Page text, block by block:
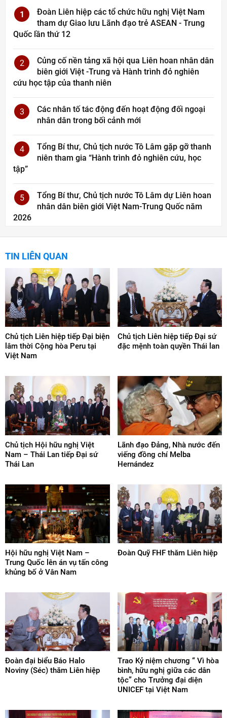
1
Đoàn Liên hiệp các tổ chức hữu nghị Việt Nam
tham dự Giao lưu Lãnh đạo trẻ ASEAN - Trung
Quốc lần thứ 12
2
Củng cố nền tảng xã hội qua Liên hoan nhân dân
biên giới Việt -Trung và Hành trình đỏ nghiên
cứu học tập của thanh niên
3
Các nhân tố tác động đến hoạt động đối ngoại
nhân dân trong bối cảnh mới
4
Tổng Bí thư, Chủ tịch nước Tô Lâm gặp gỡ thanh
niên tham gia “Hành trình đỏ nghiên cứu, học
tập”
5
Tổng Bí thư, Chủ tịch nước Tô Lâm dự Liên hoan
nhân dân biên giới Việt Nam-Trung Quốc năm
2026
TIN LIÊN QUAN
Chủ tịch Liên hiệp tiếp Đại biện
lâm thời Cộng hòa Peru tại
Việt Nam
Chủ tịch Liên hiệp tiếp Đại sứ
đặc mệnh toàn quyền Thái lan
Chủ tịch Hội hữu nghị Việt
Nam – Thái Lan tiếp Đại sứ
Thái Lan
Lãnh đạo Đảng, Nhà nước đến
viếng đồng chí Melba
Hernández
Hội hữu nghị Việt Nam –
Trung Quốc lên án vụ tấn công
khủng bố ở Vân Nam
Đoàn Quỹ FHF thăm Liên hiệp
Đoàn đại biểu Báo Halo
Noviny (Séc) thăm Liên hiệp
Trao Kỷ niệm chương “ Vì hòa
bình, hữu nghị giữa các dân
tộc” cho Trưởng đại diện
UNICEF tại Việt Nam